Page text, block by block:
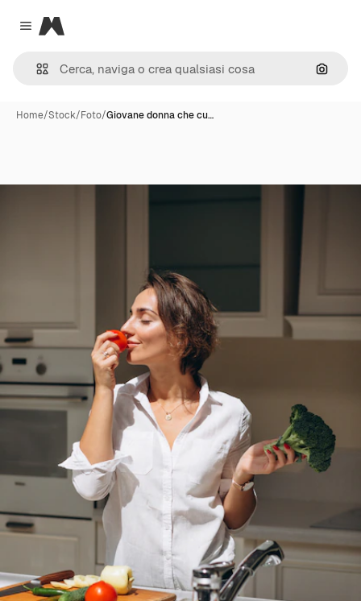
Close menu
Magnific
Cerca
Home/Stock/Foto/Giovane donna che cu…